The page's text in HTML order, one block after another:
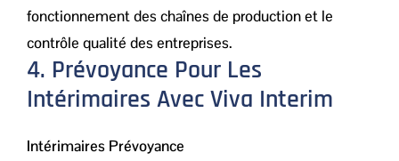
fonctionnement des chaînes de production et le
contrôle qualité des entreprises.
4. Prévoyance Pour Les
Intérimaires Avec Viva Interim
Intérimaires Prévoyance